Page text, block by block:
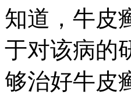
知道，牛皮
于对该病的
够治好牛皮